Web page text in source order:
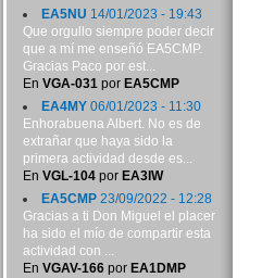
EA5NU 14/01/2023 - 19:43
Que orgullo siempre poder decir
que a mí me enseñó EA5CMP.
Gracias Paco por est...
En VGA-031 por EA5CMP
EA4MY06/01/2023 - 11:30
Enhorabuena Albert. No es de
extrañar que haya sido la
primera actividad desde es...
En VGL-104por EA3IW
EA5CMP23/09/2022 - 12:28
Gracias a ti Don Miguel el placer
ha sido el mío de compartir esta
actividad con ...
En VGAV-166por EA1DMP